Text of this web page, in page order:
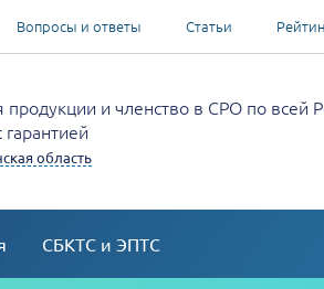
Вопросы и ответы Статьи
и членство в СРО по всей
область
СБКТС и ЭПТС